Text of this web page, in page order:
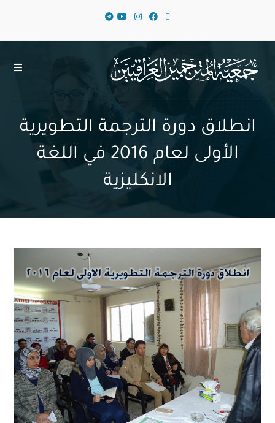
انطلاق دورة الترجمة التطويرية
الأولى لعام 2016 في اللغة
الانكليزية